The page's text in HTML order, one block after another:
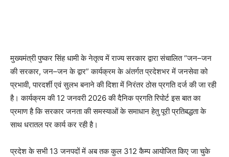
मुख्यमंत्री पुष्कर सिंह धामी के नेतृत्व में राज्य सरकार द्वारा संचालित “जन–जन
की सरकार, जन–जन के द्वार” कार्यक्रम के अंतर्गत प्रदेशभर में जनसेवा को
प्रभावी, पारदर्शी एवं सुलभ बनाने की दिशा में निरंतर ठोस प्रगति दर्ज की जा रही
है। कार्यक्रम की 12 जनवरी 2026 की दैनिक प्रगति रिपोर्ट इस बात का
प्रमाण है कि सरकार जनता की समस्याओं के समाधान हेतु पूरी प्रतिबद्धता के
साथ धरातल पर कार्य कर रही है।
प्रदेश के सभी 13 जनपदों में अब तक कुल 312 कैम्प आयोजित किए जा चुके